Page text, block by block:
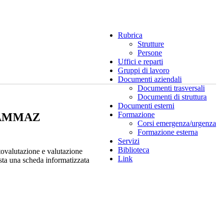
Rubrica
Strutture
Persone
Uffici e reparti
Gruppi di lavoro
Documenti aziendali
Documenti trasversali
Documenti di struttura
Documenti esterni
Formazione
Corsi emergenza/urgenza
Formazione esterna
Servizi
Biblioteca
Link
e valutazione
una scheda informatizzata